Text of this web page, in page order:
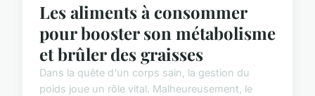
Les aliments à consommer
pour booster son métabolisme
et brûler des graisses
Dans la quête d'un corps sain, la gestion du
poids joue un rôle vital. Malheureusement, le